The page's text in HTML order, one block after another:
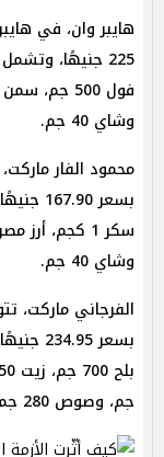
هايبر وان، في
وشاي 40 جم.
محمود الفار
وشاي 40 جم.
الفرجاني ماركت،
جم، وصوص 280 جم.